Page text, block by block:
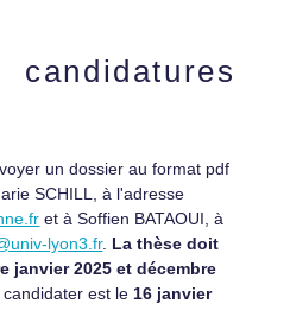
un dossier au format pdf
SCHILL, à l'adresse
et à Soffien BATAOUI, à
lyon3.fr. La thèse doit
janvier 2025 et décembre
candidater est le 16 janvier